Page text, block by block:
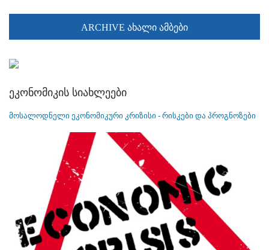
ARCHIVE ახალი ამბები
ეკონომიკის სიახლეები
მოსალოდნელი ეკონომიკური კრიზისი - რისკები და პროგნოზები